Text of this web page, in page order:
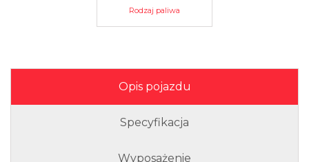
Rodzaj paliwa
Opis pojazdu
Specyfikacja
Wyposażenie